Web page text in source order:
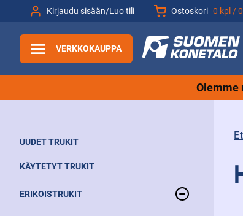
Kirjaudu sisään/Luo tili Ostoskori 0 kpl /
VERKKOKAUPPA
UUDET TRUKIT
KÄYTETYT TRUKIT
ERIKOISTRUKIT